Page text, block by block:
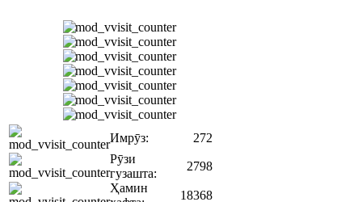
Имрӯз:
272
Рӯзи
гузашта:
2798
Ҳамин
18368